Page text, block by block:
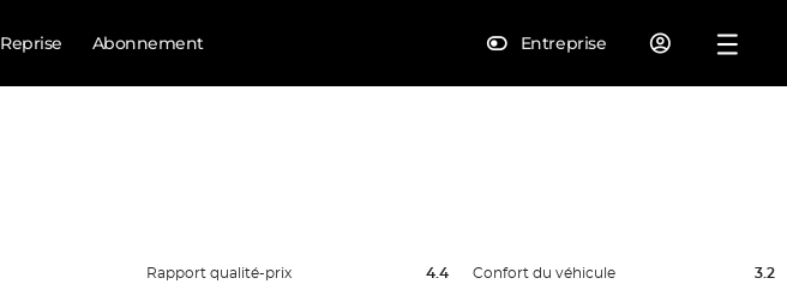
Reprise Abonnement Entreprise
Rapport qualité-prix 4.4 Confort du véhicule 3.2